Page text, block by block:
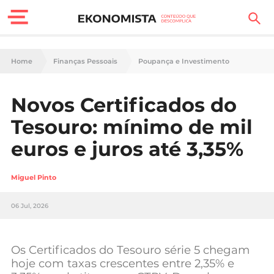
Finanças Pessoais
Carreira
Casa
Lifestyle
Sociedade
Negócios
Home Finanças Pessoais Poupança e Investimento
Novos Certificados do
Tesouro: mínimo de mil
euros e juros até 3,35%
Miguel Pinto
06 Jul, 2026
Os Certificados do Tesouro série 5 chegam
hoje com taxas crescentes entre 2,35% e